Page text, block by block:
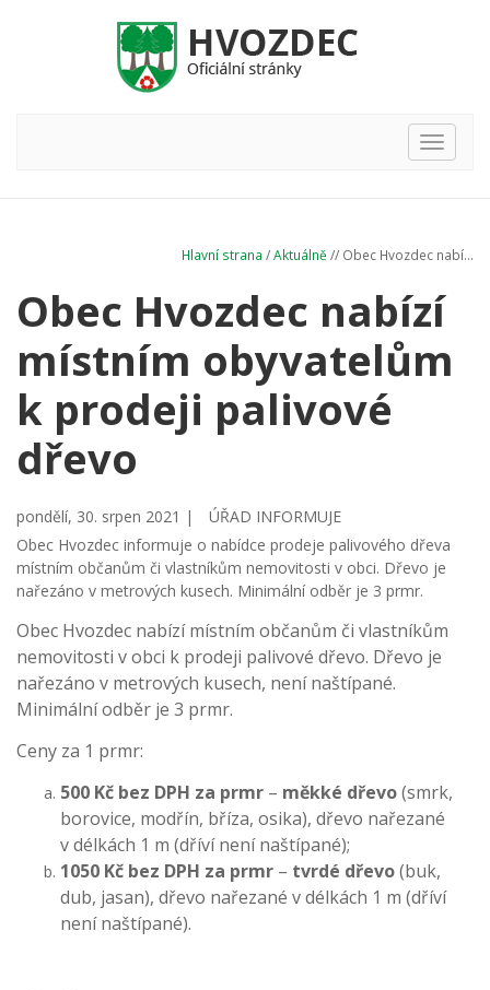
Hlavní
nabídka
Hlavní strana /Aktuálně // Obec Hvozdec nabí...
Obec Hvozdec nabízí
místním obyvatelům
k prodeji palivové
dřevo
pondělí, 30. srpen 2021 |
ÚŘAD INFORMUJE
Obec Hvozdec informuje o nabídce prodeje palivového dřeva
místním občanům či vlastníkům nemovitosti v obci. Dřevo je
nařezáno v metrových kusech. Minimální odběr je 3 prmr.
Obec Hvozdec nabízí místním občanům či vlastníkům
nemovitosti v obci k prodeji palivové dřevo. Dřevo je
nařezáno v metrových kusech, není naštípané.
Minimální odběr je 3 prmr.
Ceny za 1 prmr:
500 Kč bez DPH za prmr – měkké dřevo(smrk,
borovice, modřín, bříza, osika), dřevo nařezané
v délkách 1 m (dříví není naštípané);
1050 Kč bez DPH za prmr – tvrdé dřevo(buk,
dub, jasan), dřevo nařezané v délkách 1 m (dříví
není naštípané).